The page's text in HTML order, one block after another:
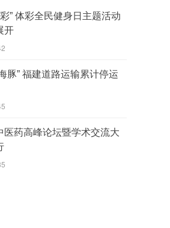
” 体彩全民健身日主题活动
开
豚” 福建道路运输累计停运
医药高峰论坛暨学术交流大